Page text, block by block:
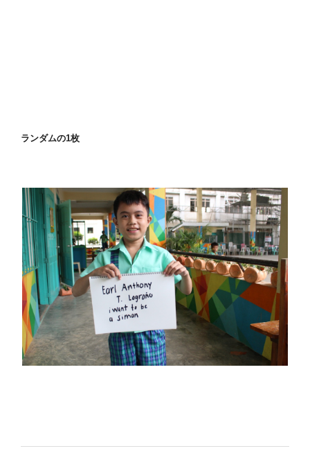
ランダムの1枚